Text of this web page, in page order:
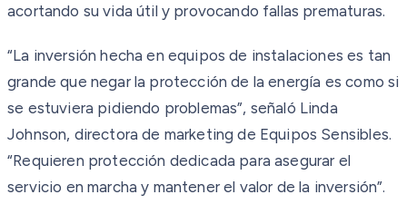
acortando su vida útil y provocando fallas prematuras.
“La inversión hecha en equipos de instalaciones es tan
grande que negar la protección de la energía es como si
se estuviera pidiendo problemas”, señaló Linda
Johnson, directora de marketing de Equipos Sensibles.
“Requieren protección dedicada para asegurar el
servicio en marcha y mantener el valor de la inversión”.